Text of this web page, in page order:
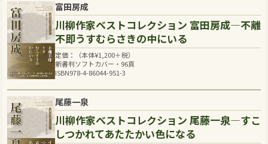
富田房成
川柳作家ベストコレクション 富田房成―不離
不即うすむらさきの中にいる
定価：（本体¥1,200＋税）
新書判ソフトカバー・96頁
ISBN978-4-86044-951-3
尾藤一泉
川柳作家ベストコレクション 尾藤一泉―すこ
しつかれてあたたかい色になる